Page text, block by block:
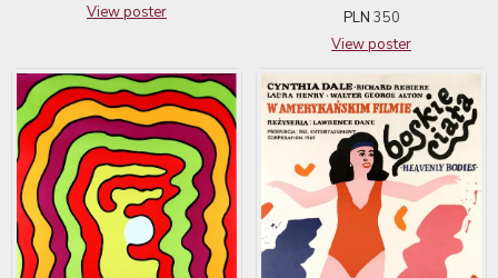
View poster
PLN 350
View poster